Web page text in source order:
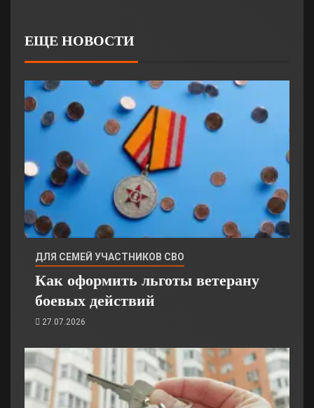
ЕЩЕ НОВОСТИ
ДЛЯ СЕМЕЙ УЧАСТНИКОВ СВО
Как оформить льготы ветерану
боевых действий
27.07.2026